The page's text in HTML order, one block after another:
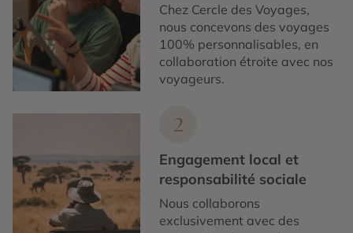
Chez Cercle des Voyages,
nous concevons des voyages
100% personnalisables, en
collaboration étroite avec nos
voyageurs.
2
Engagement local et
responsabilité sociale
Nous collaborons
exclusivement avec des